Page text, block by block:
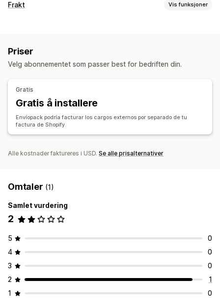
Frakt Vis funksjoner
Fraktregler
Transportørvalg Fraktpriser
Bestillingssynkronisering
Bestillingsoppdateringer
Fraktanalyse
Priser
Velg abonnementet som passer best for bedriften din.
Gratis
Gratis å installere
Envíopack podría facturar los cargos externos por separado de tu
factura de Shopify.
Alle kostnader faktureres i USD. Se alle prisalternativer
Omtaler (1)
Samlet vurdering
2
5
0
4
0
3
0
2
1
1
0